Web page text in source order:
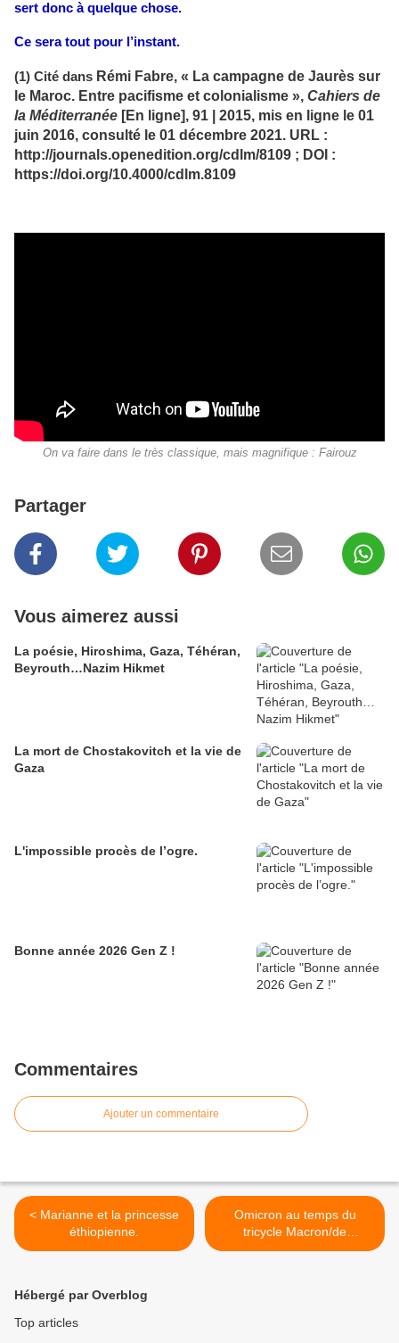
sert donc à quelque chose.
Ce sera tout pour l’instant.
(1) Cité dans Rémi Fabre , « La campagne de Jaurès sur
le Maroc. Entre pacifisme et colonialisme », Cahiers de
la Méditerranée [En ligne], 91 | 2015, mis en ligne le 01
juin 2016, consulté le 01 décembre 2021. URL :
http://journals.openedition.org/cdlm/8109 ; DOI :
https://doi.org/10.4000/cdlm.8109
On va faire dans le très classique, mais magnifique : Fairouz
Partager
Vous aimerez aussi
La poésie, Hiroshima, Gaza, Téhéran,
Beyrouth…Nazim Hikmet
La mort de Chostakovitch et la vie de
Gaza
L'impossible procès de l’ogre.
Bonne année 2026 Gen Z !
Commentaires
Ajouter un commentaire
< Marianne et la princesse
éthiopienne.
Omicron au temps du
tricycle Macron/de
Villiers/Zemmour >
Hébergé par Overblog
Top articles